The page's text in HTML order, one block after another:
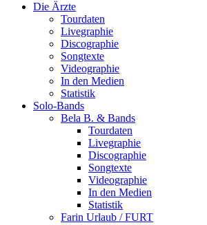
Die Ärzte
Tourdaten
Livegraphie
Discographie
Songtexte
Videographie
In den Medien
Statistik
Solo-Bands
Bela B. & Bands
Tourdaten
Livegraphie
Discographie
Songtexte
Videographie
In den Medien
Statistik
Farin Urlaub / FURT